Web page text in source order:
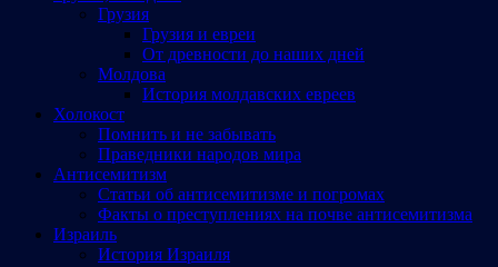
Грузия
Грузия и евреи
От древности до наших дней
Молдова
История молдавских евреев
Холокост
Помнить и не забывать
Праведники народов мира
Антисемитизм
Статьи об антисемитизме и погромах
Факты о преступлениях на почве антисемитизма
Израиль
История Израиля